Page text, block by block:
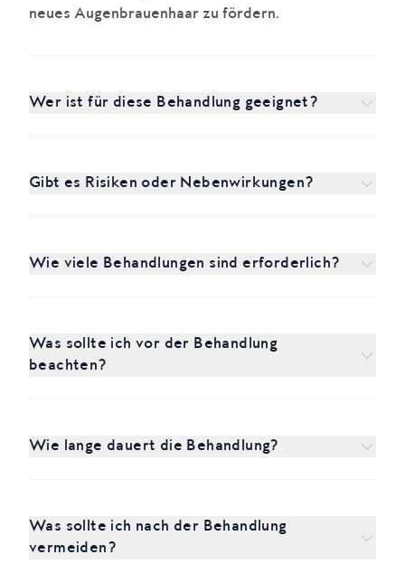
neues Augenbrauenhaar zu fördern.
Wer ist für diese Behandlung geeignet?
Gibt es Risiken oder Nebenwirkungen?
Wie viele Behandlungen sind erforderlich?
Was sollte ich vor der Behandlung
beachten?
Wie lange dauert die Behandlung?
Was sollte ich nach der Behandlung
vermeiden?